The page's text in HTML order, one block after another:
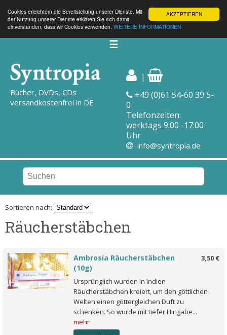
AKZEPTIEREN
Cookies erleichtern die Bereitstellung unserer Dienste. Mit
der Nutzung unserer Dienste erklären Sie sich damit
einverstanden, dass wir Cookies verwenden. WEITERE INFORMATIONEN
☰
Bücher, DVDs, CDs
versandkostenfrei in DE
|
+49 (0)61 54-60 39 5-
0
Telefonzeiten:
werktags 9:00 -17:00
Uhr
info@syntropia.de
Sortieren nach:
Räucherstäbchen
3,50 €
Ambrosia Räucherstäbchen
(10g)
Ursprünglich wurden in Indien
Räucherstäbchen kreiert, um den göttlichen
Welten einen göttergleichen Duft zu
schenken. So wurde mit tiefer Hingabe...
mehr